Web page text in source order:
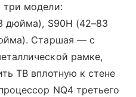
три модели:
дюйма), S90H (42–83
Старшая — с
рамке,
ТВ вплотную к стене
NQ4 третьего